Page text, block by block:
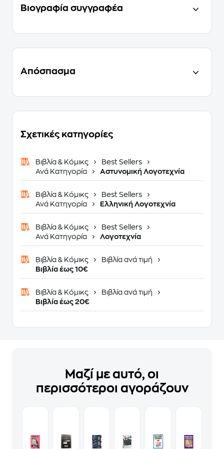
Βιογραφία συγγραφέα
Απόσπασμα
Σχετικές κατηγορίες
Βιβλία & Κόμικς
Best Sellers
Ανά Κατηγορία
Αστυνομική Λογοτεχνία
Βιβλία & Κόμικς
Best Sellers
Ανά Κατηγορία
Ελληνική Λογοτεχνία
Βιβλία & Κόμικς
Best Sellers
Ανά Κατηγορία
Λογοτεχνία
Βιβλία & Κόμικς
Βιβλία ανά τιμή
Βιβλία έως 10€
Βιβλία & Κόμικς
Βιβλία ανά τιμή
Βιβλία έως 20€
Μαζί με αυτό, οι
περισσότεροι αγοράζουν